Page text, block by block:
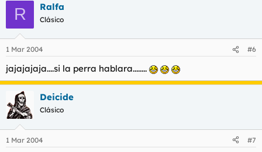
R Ralfa
Clásico
1 Mar 2004 #6
jajajajaja....si la perra hablara........
Deicide
Clásico
1 Mar 2004 #7